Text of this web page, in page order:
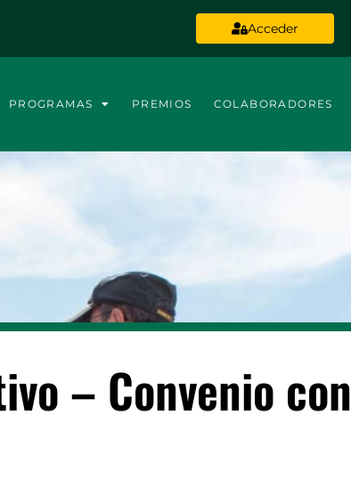
Acceder
PROGRAMAS PREMIOS COLABORADORES
– Convenio con